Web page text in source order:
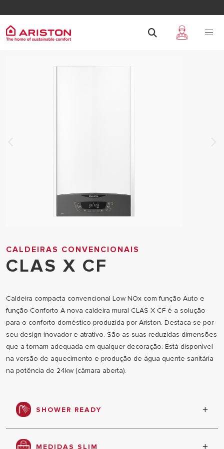
CALDEIRAS CONVENCIONAIS
CLAS X CF
Caldeira compacta convencional Low NOx com função Auto e
função Conforto A nova caldeira mural CLAS X CF é a solução
para o conforto doméstico produzida por Ariston. Destaca-se por
seu design inovador e atrativo. São as suas reduzidas dimensões
que a tornam adequada em qualquer decoração. Está disponível
na versão de aquecimento e produção de água quente sanitária
na potência de 24kw (câmara aberta).
SHOWER READY
Água quente quase instantanea ( menos de 5
segundos)
MEDIDAS SLIM